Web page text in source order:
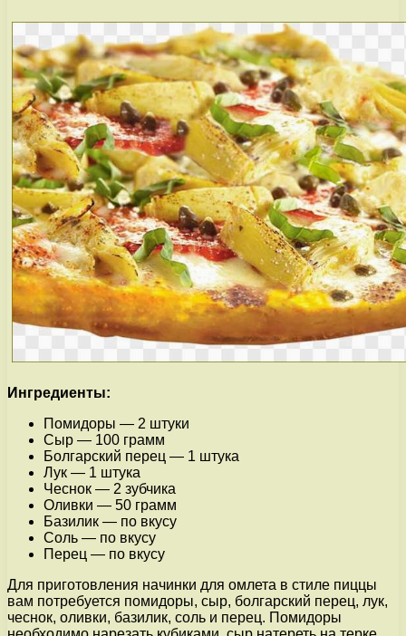
Ингредиенты:
Помидоры — 2 штуки
Сыр — 100 грамм
Болгарский перец — 1 штука
Лук — 1 штука
Чеснок — 2 зубчика
Оливки — 50 грамм
Базилик — по вкусу
Соль — по вкусу
Перец — по вкусу
Для приготовления начинки для омлета в стиле пиццы
вам потребуется помидоры, сыр, болгарский перец, лук,
чеснок, оливки, базилик, соль и перец. Помидоры